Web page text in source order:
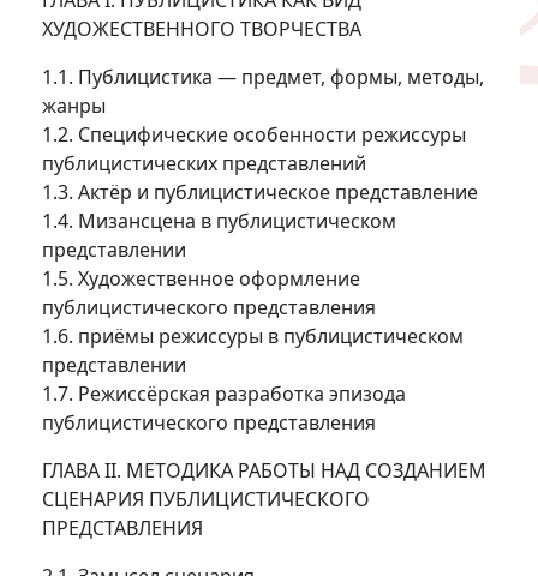
ХУДОЖЕСТВЕННОГО ТВОРЧЕСТВА
1.1. Публицистика — предмет, формы, методы,
жанры
1.2. Специфические особенности режиссуры
публицистических представлений
1.3. Актёр и публицистическое представление
1.4. Мизансцена в публицистическом
представлении
1.5. Художественное оформление
публицистического представления
1.6. приёмы режиссуры в публицистическом
представлении
1.7. Режиссёрская разработка эпизода
публицистического представления
ГЛАВА II. МЕТОДИКА РАБОТЫ НАД СОЗДАНИЕМ
СЦЕНАРИЯ ПУБЛИЦИСТИЧЕСКОГО
ПРЕДСТАВЛЕНИЯ